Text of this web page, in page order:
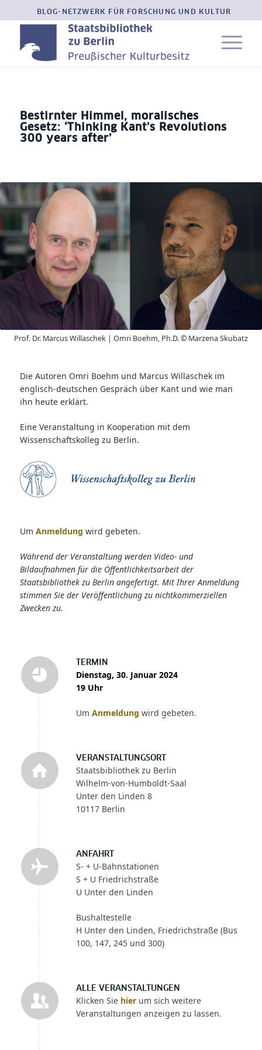
BLOG-NETZWERK FÜR FORSCHUNG UND KULTUR
Bestirnter Himmel, moralisches
Gesetz: ‘Thinking Kant’s Revolutions
300 years after’
TERMIN
Dienstag, 30. Januar 2024
19 Uhr
Um Anmeldung wird gebeten.
VERANSTALTUNGSORT
Staatsbibliothek zu Berlin
Wilhelm-von-Humboldt-Saal
Unter den Linden 8
10117 Berlin
ANFAHRT
S- + U-Bahnstationen
S + U Friedrichstraße
U Unter den Linden
Bushaltestelle
H Unter den Linden, Friedrichstraße (Bus
100, 147, 245 und 300)
ALLE VERANSTALTUNGEN
Klicken Sie hierum sich weitere
Veranstaltungen anzeigen zu lassen.
Prof. Dr. Marcus Willaschek | Omri Boehm, Ph.D. © Marzena Skubatz
Die Autoren Omri Boehm und Marcus Willaschek im
englisch-deutschen Gespräch über Kant und wie man
ihn heute erklärt.
Eine Veranstaltung in Kooperation mit dem
Wissenschaftskolleg zu Berlin.
Um Anmeldung wird gebeten.
Während der Veranstaltung werden Video- und
Bildaufnahmen für die Öffentlichkeitsarbeit der
Staatsbibliothek zu Berlin angefertigt. Mit Ihrer Anmeldung
stimmen Sie der Veröffentlichung zu nichtkommerziellen
Zwecken zu.